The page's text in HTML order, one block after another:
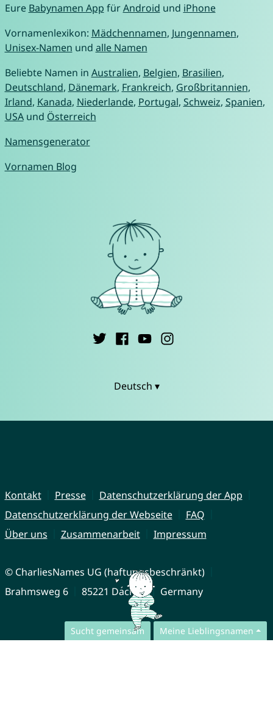
Sucht gemeinsam Meine Lieblingsnamen
Eure Babynamen App fürAndroid und iPhone
Vornamenlexikon: Mädchennamen, Jungennamen,
Unisex-Namen und alle Namen
Beliebte Namen in Australien, Belgien, Brasilien,
Deutschland, Dänemark, Frankreich, Großbritannien,
Irland, Kanada, Niederlande, Portugal, Schweiz, Spanien,
USAund Österreich
Namensgenerator
Vornamen Blog
Deutsch ▾
Kontakt Presse
Datenschutzerklärung der App
Datenschutzerklärung der Webseite
FAQ
Über uns
Zusammenarbeit Impressum
© CharliesNames UG (haftungsbeschränkt)
Brahmsweg 6
85221 Dachau Germany